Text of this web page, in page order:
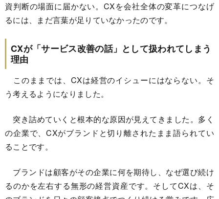
資判断の場面に届かない。CXを会社全体の変革につなげ
るには、まだ言葉が足りていなかったのです。
CXが「サービス改善の話」として扱われてしまう
理由
このままでは、CXは経営のイシューにはならない。そ
う考えるようになりました。
突き詰めていくと根本的な原因が見えてきました。多く
の企業で、CXがブランドと切り離されたまま語られてい
ることです。
ブランドは顧客がその企業に何を期待し、なぜ選び続け
るのかを左右する無形の経営資産です。そしてCXは、そ